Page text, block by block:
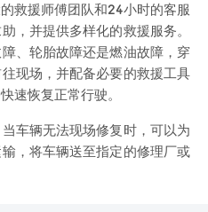
救援师傅团队和24小时的客服
，并提供多样化的救援服务。
、轮胎故障还是燃油故障，穿
现场，并配备必要的救援工具
速恢复正常行驶。
车辆无法现场修复时，可以为
，将车辆送至指定的修理厂或